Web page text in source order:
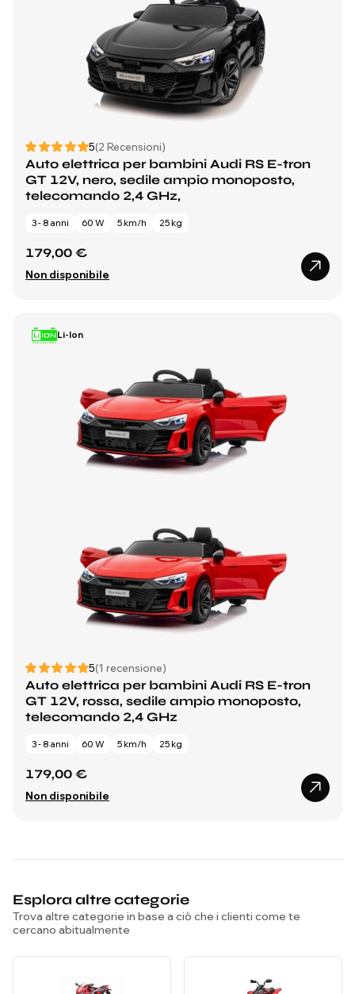
5(2 Recensioni)
Auto elettrica per bambini Audi RS E-tron
GT 12V, nero, sedile ampio monoposto,
telecomando 2,4 GHz,
3 - 8 anni 60 W 5 km/h 25 kg
179,00 €
Non disponibile
Li-Ion
5(1 recensione)
Auto elettrica per bambini Audi RS E-tron
GT 12V, rossa, sedile ampio monoposto,
telecomando 2,4 GHz
3 - 8 anni 60 W 5 km/h 25 kg
179,00 €
Non disponibile
Esplora altre categorie
Trova altre categorie in base a ciò che i clienti come te
cercano abitualmente